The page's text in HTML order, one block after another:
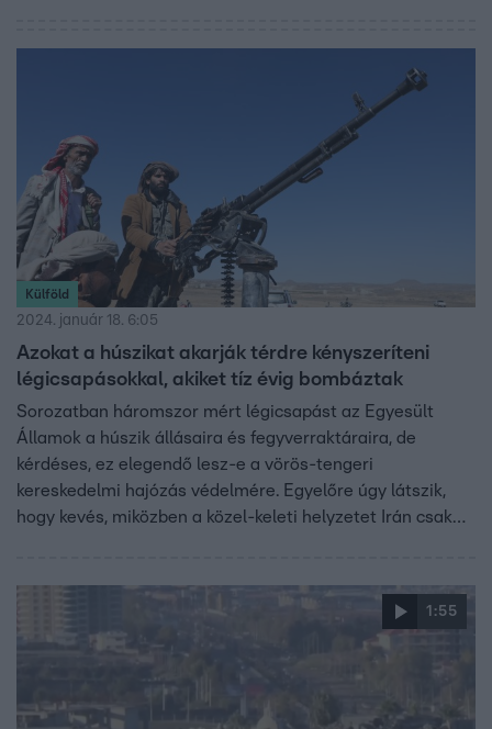
Külföld
2024. január 18. 6:05
Azokat a húszikat akarják térdre kényszeríteni
légicsapásokkal, akiket tíz évig bombáztak
Sorozatban háromszor mért légicsapást az Egyesült
Államok a húszik állásaira és fegyverraktáraira, de
kérdéses, ez elegendő lesz-e a vörös-tengeri
kereskedelmi hajózás védelmére. Egyelőre úgy látszik,
hogy kevés, miközben a közel-keleti helyzetet Irán csak
1:55